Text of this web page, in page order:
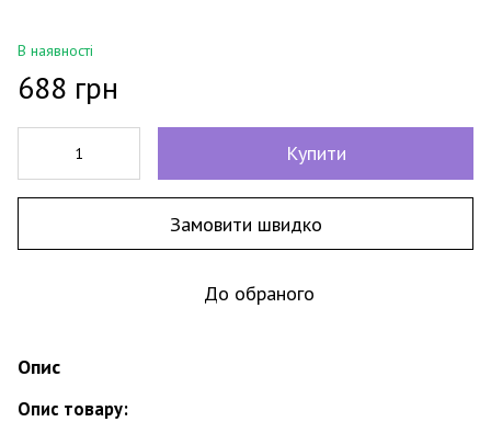
В наявності
688 грн
Купити
Замовити швидко
До обраного
Опис
Опис товару: